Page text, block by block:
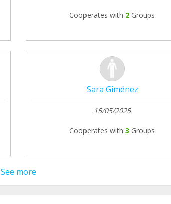
Cooperates with 2 Groups
Sara Giménez
15/05/2025
Cooperates with 3 Groups
See more